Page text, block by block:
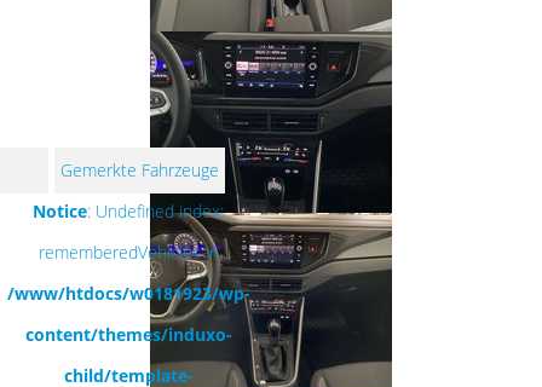
Notice: Undefined index:
rememberedVehicles in
/www/htdocs/w0181923/wp-
content/themes/induxo-
child/template-
Gemerkte Fahrzeuge